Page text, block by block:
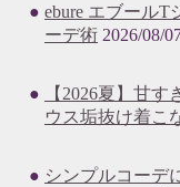
ebure エブールT
ーデ術 2026/08/
【2026夏】甘
ウス垢抜け着こ
シンプルコーデ